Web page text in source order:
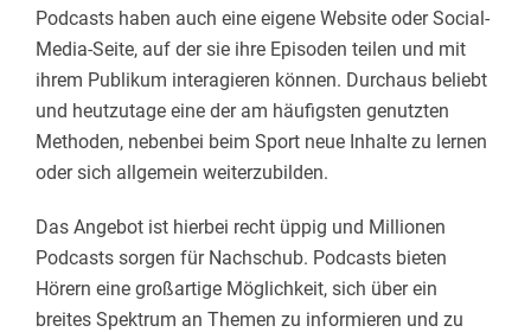
Podcasts haben auch eine eigene Website oder Social-
Media-Seite, auf der sie ihre Episoden teilen und mit
ihrem Publikum interagieren können. Durchaus beliebt
und heutzutage eine der am häufigsten genutzten
Methoden, nebenbei beim Sport neue Inhalte zu lernen
oder sich allgemein weiterzubilden.
Das Angebot ist hierbei recht üppig und Millionen
Podcasts sorgen für Nachschub. Podcasts bieten
Hörern eine großartige Möglichkeit, sich über ein
breites Spektrum an Themen zu informieren und zu